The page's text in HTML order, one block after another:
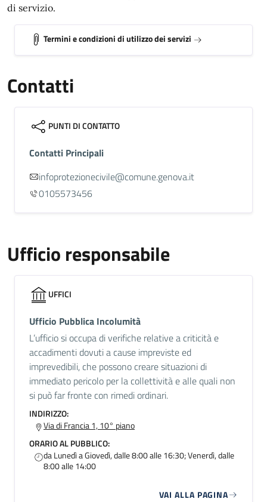
di servizio.
Termini e condizioni di utilizzo dei servizi
Contatti
PUNTI DI CONTATTO
Contatti Principali
infoprotezionecivile@comune.genova.it
0105573456
Ufficio responsabile
UFFICI
Ufficio Pubblica Incolumità
L’ufficio si occupa di verifiche relative a criticità e
accadimenti dovuti a cause impreviste ed
imprevedibili, che possono creare situazioni di
immediato pericolo per la collettività e alle quali non
si può far fronte con rimedi ordinari.
INDIRIZZO:
Via di Francia 1, 10° piano
ORARIO AL PUBBLICO:
da Lunedì a Giovedì, dalle 8:00 alle 16:30; Venerdì, dalle
8:00 alle 14:00
VAI ALLA PAGINA